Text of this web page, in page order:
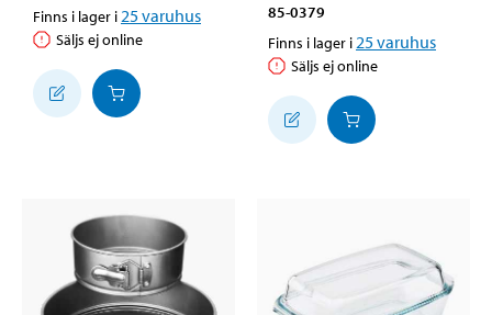
Finns i lager i 25varuhus
Säljs ej online
85-0379
Finns i lager i 25varuhus
Säljs ej online